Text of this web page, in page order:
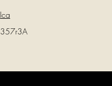
Ica
357r3A